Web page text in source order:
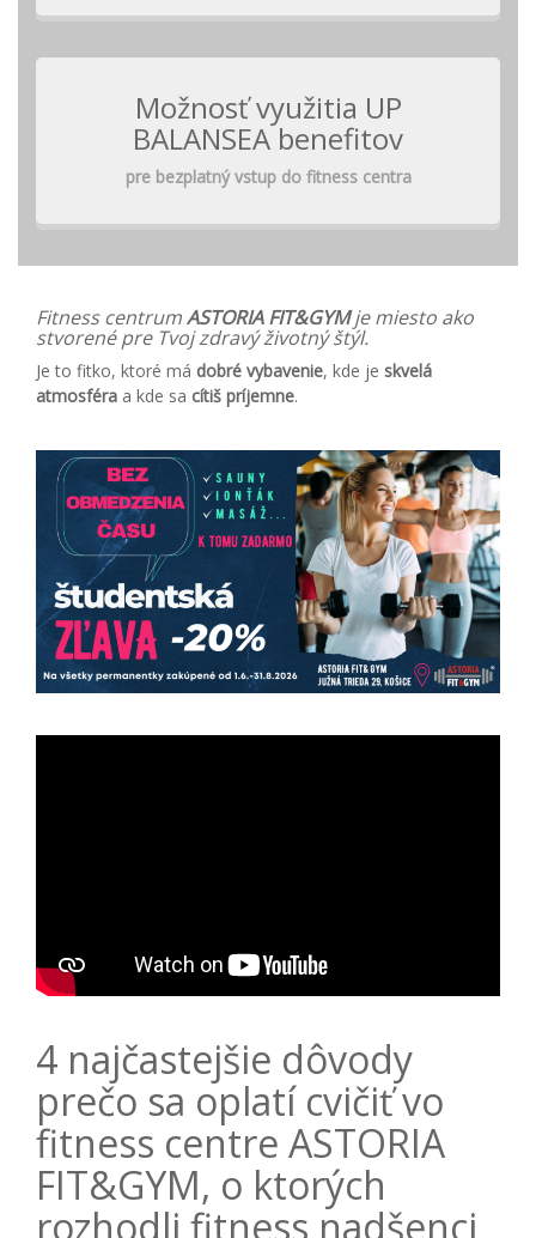
Možnosť využitia UP
BALANSEA benefitov
pre bezplatný vstup do fitness centra
Fitness centrumASTORIA FIT&GYMje miesto ako
stvorené pre Tvoj zdravý životný štýl.
Je to fitko, ktoré má dobré vybavenie, kde je skvelá
atmosféra a kde sa cítiš príjemne.
4 najčastejšie dôvody
prečo sa oplatí cvičiť vo
fitness centre ASTORIA
FIT&GYM, o ktorých
rozhodli fitness nadšenci